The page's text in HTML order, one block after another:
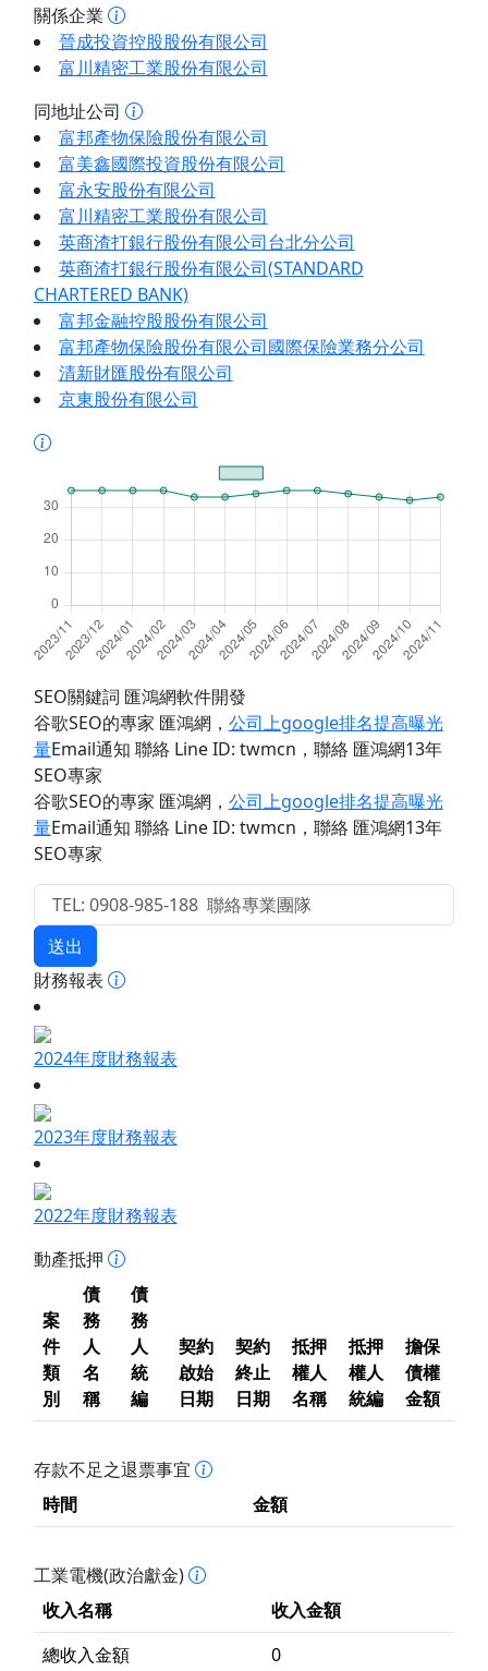
關係企業
晉成投資控股股份有限公司
富川精密工業股份有限公司
同地址公司
富邦產物保險股份有限公司
富美鑫國際投資股份有限公司
富永安股份有限公司
富川精密工業股份有限公司
英商渣打銀行股份有限公司台北分公司
英商渣打銀行股份有限公司(STANDARD
CHARTERED BANK)
富邦金融控股股份有限公司
富邦產物保險股份有限公司國際保險業務分公司
清新財匯股份有限公司
京東股份有限公司
SEO關鍵詞 匯鴻網軟件開發
谷歌SEO的專家 匯鴻網 ， 公司上google排名提高曝光
量Email通知 聯絡 Line ID: twmcn ，聯絡 匯鴻網13年
SEO專家
谷歌SEO的專家 匯鴻網 ， 公司上google排名提高曝光
量Email通知 聯絡 Line ID: twmcn ，聯絡 匯鴻網13年
SEO專家
送出
財務報表
2024年度財務報表
2023年度財務報表
2022年度財務報表
動產抵押
案
件
類
別
債
務
人
名
稱
債
務
人
統
編
契約
啟始
日期
契約
終止
日期
抵押
權人
名稱
抵押
權人
統編
擔保
債權
金額
存款不足之退票事宜
時間
金額
工業電機(政治獻金)
收入名稱
收入金額
總收入金額
0